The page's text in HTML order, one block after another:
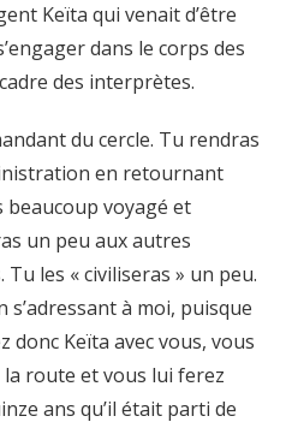
Keïta qui venait d’être
dans le corps des
des interprètes.
du cercle. Tu rendras
en retournant
beaucoup voyagé et
un peu aux autres
les « civiliseras » un peu.
à moi, puisque
donc Keïta avec vous, vous
route et vous lui ferez
ans qu’il était parti de